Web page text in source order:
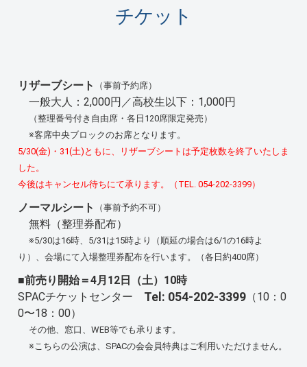
チケット
リザーブシート （事前予約席）
一般大人：2,000円／高校生以下：1,000円
（整理番号付き自由席・各日120席限定発売）
※客席中央ブロックのお席となります。
5/30(金)・31(土)ともに、リザーブシートは予定枚数を終了いたしま
した。
今後はキャンセル待ちにて承ります。（TEL. 054-202-3399）
ノーマルシート （事前予約不可）
無料（整理券配布）
※5/30は16時、5/31は15時より（順延の場合は6/1の16時よ
り）、会場にて入場整理券配布を行います。（各日約400席）
■前売り開始＝4月12日（土）10時
SPACチケットセンター Tel: 054-202‐3399（10：0
0〜18：00）
その他、窓口、WEB等でも承ります。
※こちらの公演は、SPACの会会員特典はご利用いただけません。